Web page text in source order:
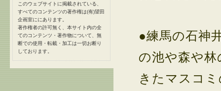
●練馬の石神
の池や森や
きたマスコ
このウェブサイトに掲載されている、
すべてのコンテンツの著作権は(有)望田
企画室ににあります。
著作権者の許可無く、本サイト内の全
てのコンテンツ・著作物について、無
断での使用・転載・加工は一切お断り
しております。